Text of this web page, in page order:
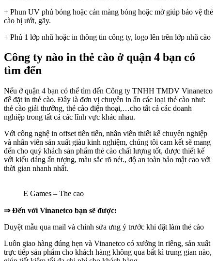
+ Phun UV phủ bóng hoặc cán màng bóng hoặc mờ giúp bảo vệ thẻ
cào bị ướt, gãy.
+ Phủ 1 lớp nhũ hoặc in thông tin công ty, logo lên trên lớp nhũ cào
Công ty nào in thẻ cào ở quận 4 bạn có
tìm đến
Nếu ở quận 4 bạn có thể tìm đến Công ty TNHH TMDV Vinanetco
để đặt in thẻ cào. Đây là đơn vị chuyên in ấn các loại thẻ cào như:
thẻ cào giải thưởng, thẻ cào điện thoại,…cho tất cả các doanh
nghiệp trong tất cả các lĩnh vực khác nhau.
Với công nghệ in offset tiên tiến, nhân viên thiết kế chuyên nghiệp
và nhân viên sản xuất giàu kinh nghiệm, chúng tôi cam kết sẽ mang
đến cho quý khách sản phẩm thẻ cào chất lượng tốt, được thiết kế
với kiểu dáng ấn tượng, màu sắc rõ nét., độ an toàn bảo mật cao với
thời gian nhanh nhất.
E Games – The cao
⇒ Đến với Vinanetco bạn sẽ được:
Duyệt mẫu qua mail và chỉnh sửa ưng ý trước khi đặt làm thẻ cào
Luôn giao hàng đúng hẹn và Vinanetco có xưởng in riêng, sản xuất
trực tiếp sản phẩm cho khách hàng không qua bất kì trung gian nào,